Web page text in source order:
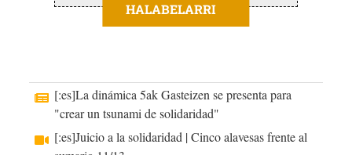
HALABELARRI
[:es]La dinámica 5ak Gasteizen se presenta para
"crear un tsunami de solidaridad"
[:es]Juicio a la solidaridad | Cinco alavesas frente al